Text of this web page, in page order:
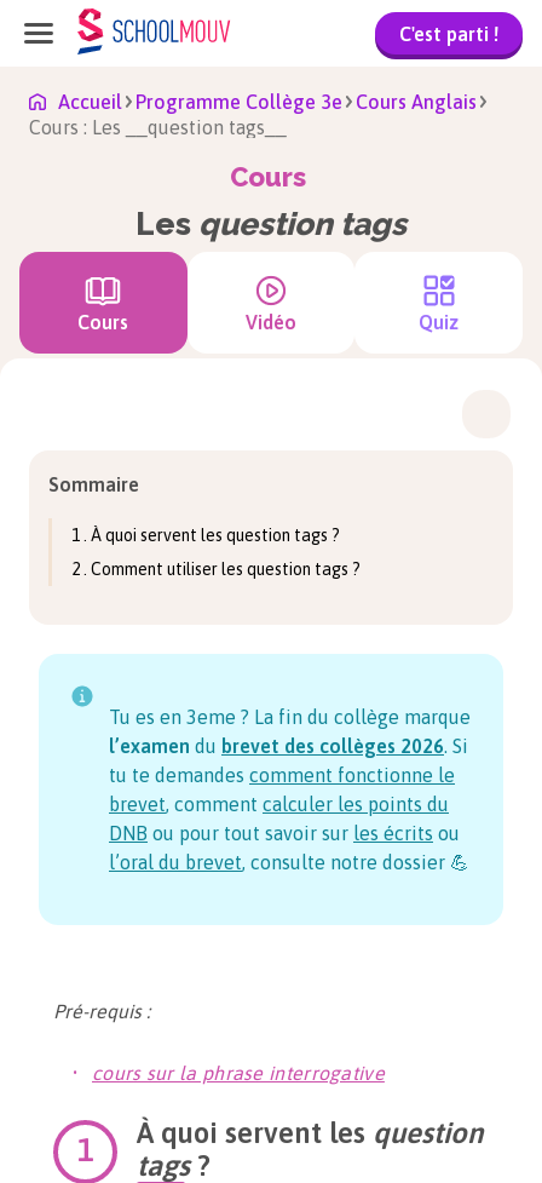
C'est parti !
Accueil Programme Collège 3e
Cours Anglais
Cours : Les __question tags__
Cours
Les question tags
Cours Vidéo Quiz
Sommaire
1 . À quoi servent les question tags ?
2 . Comment utiliser les question tags ?
Tu es en 3eme ? La fin du collège marque
l’examen du brevet des collèges 2026. Si
tu te demandes comment fonctionne le
brevet, comment calculer les points du
DNB ou pour tout savoir sur les écrits ou
l’oral du brevet, consulte notre dossier 💪
Pré-requis :
cours sur la phrase interrogative
À quoi servent les question
tags?